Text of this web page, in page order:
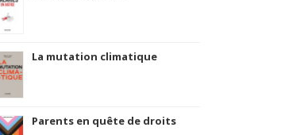
La mutation climatique
Parents en quête de droits